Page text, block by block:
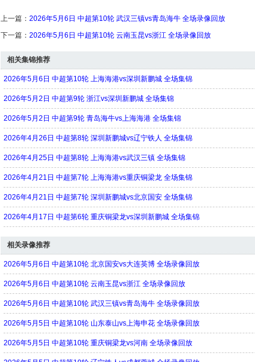
上一篇： 2026年5月6日 中超第10轮 武汉三镇vs青岛海牛 全场录像回放
下一篇： 2026年5月6日 中超第10轮 云南玉昆vs浙江 全场录像回放
相关集锦推荐
2026年5月6日 中超第10轮 上海海港vs深圳新鹏城 全场集锦
2026年5月2日 中超第9轮 浙江vs深圳新鹏城 全场集锦
2026年5月2日 中超第9轮 青岛海牛vs上海海港 全场集锦
2026年4月26日 中超第8轮 深圳新鹏城vs辽宁铁人 全场集锦
2026年4月25日 中超第8轮 上海海港vs武汉三镇 全场集锦
2026年4月21日 中超第7轮 上海海港vs重庆铜梁龙 全场集锦
2026年4月21日 中超第7轮 深圳新鹏城vs北京国安 全场集锦
2026年4月17日 中超第6轮 重庆铜梁龙vs深圳新鹏城 全场集锦
相关录像推荐
2026年5月6日 中超第10轮 北京国安vs大连英博 全场录像回放
2026年5月6日 中超第10轮 云南玉昆vs浙江 全场录像回放
2026年5月6日 中超第10轮 武汉三镇vs青岛海牛 全场录像回放
2026年5月5日 中超第10轮 山东泰山vs上海申花 全场录像回放
2026年5月5日 中超第10轮 重庆铜梁龙vs河南 全场录像回放